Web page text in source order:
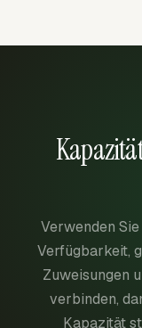
Verwenden
Verfügbarkeit,
Zuweisungen
verbinden,
Kapazität